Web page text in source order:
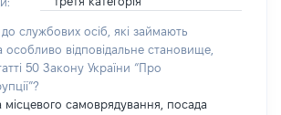
службових осіб, які займають
особливо відповідальне становище,
50 Закону України “Про
самоврядування, посада